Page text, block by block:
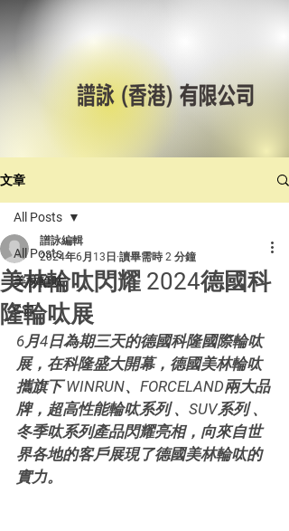
文章
All Posts
美林輪呔
CST
All Posts
美林輪呔閃耀 2024德國科
隆輪呔展
譜詠編輯
2024年6月13日 讀畢需時 2 分鐘
6月4日為期三天的德國科隆國際輪呔
展，在科隆盛大開幕，德國美林輪呔
攜旗下 WINRUN、FORCELAND兩大品
牌，超高性能輪呔系列 、SUV系列 、
冬季呔系列產品閃耀亮相，向來自世
界各地的客戶展現了德國美林輪呔的
實力。